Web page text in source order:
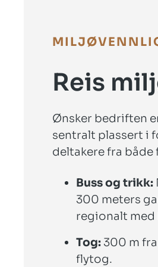
Reis
Ønsker bedriften
sentralt plassert i
deltakere fra
Buss og trikk:
300 meters
regionalt med
Tog: 300 m
flytog.